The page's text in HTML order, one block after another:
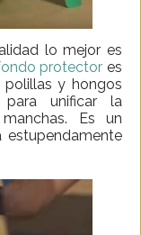
lo mejor es
protectores
polillas y hongos
para unificar la
Es un